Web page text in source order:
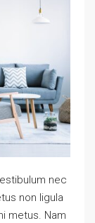
nec
non ligula
metus. Nam